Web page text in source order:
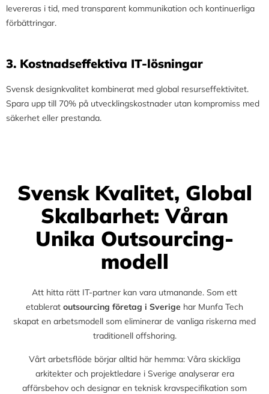
levereras i tid, med transparent kommunikation och kontinuerliga
förbättringar.
3.⁠ ⁠Kostnadseffektiva IT-lösningar
Svensk designkvalitet kombinerat med global resurseffektivitet.
Spara upp till 70% på utvecklingskostnader utan kompromiss med
säkerhet eller prestanda.
Svensk Kvalitet, Global
Skalbarhet: Våran
Unika Outsourcing-
modell
Att hitta rätt IT-partner kan vara utmanande. Som ett
etablerat outsourcing företag i Sverige har Munfa Tech
skapat en arbetsmodell som eliminerar de vanliga riskerna med
traditionell offshoring.
Vårt arbetsflöde börjar alltid här hemma: Våra skickliga
arkitekter och projektledare i Sverige analyserar era
affärsbehov och designar en teknisk kravspecifikation som